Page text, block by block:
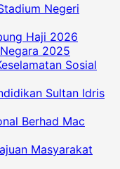
Negeri
Haji 2026
2025
Sosial
Sultan Idris
Berhad Mac
Masyarakat